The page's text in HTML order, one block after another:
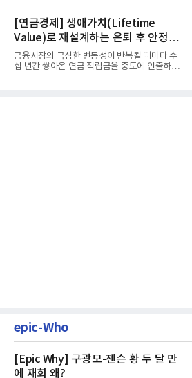
[연금경제] 생애가치(Lifetime
Value)로 재설계하는 은퇴 후 안정적
생활보장과 평생소득 전략
금융시장의 극심한 변동성이 반복될 때마다 수
십 년간 쌓아온 연금 적립금을 중도에 인출하거
epic-Who
[Epic Why] 구광모-젠슨 황 두 달 만
에 재회 왜?